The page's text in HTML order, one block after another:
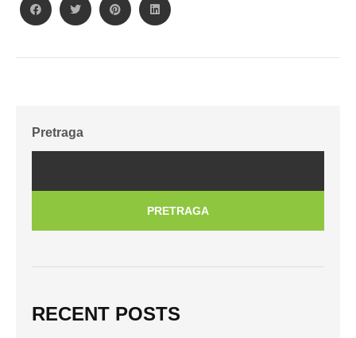
Pretraga
PRETRAGA
RECENT POSTS